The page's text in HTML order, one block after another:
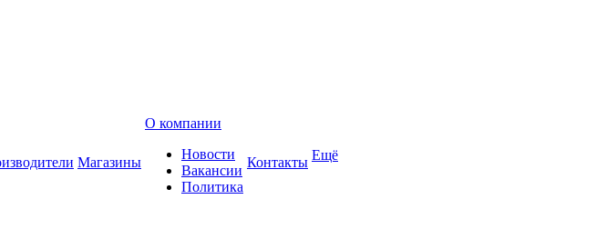
Магазины
О компании
Новости
Вакансии
Политика
Контакты Ещё